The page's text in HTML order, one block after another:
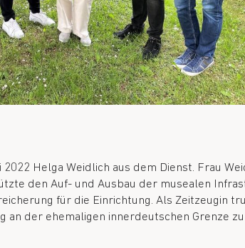
Helga Weidlich aus dem Dienst. Frau
den Auf- und Ausbau der musealen
für die Einrichtung. Als Zeitzeugin
der ehemaligen innerdeutschen Grenze